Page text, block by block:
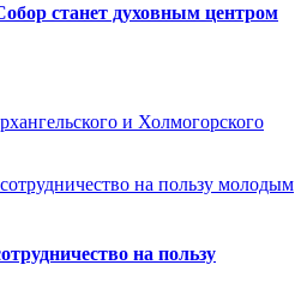
станет духовным центром
и Холмогорского
на пользу